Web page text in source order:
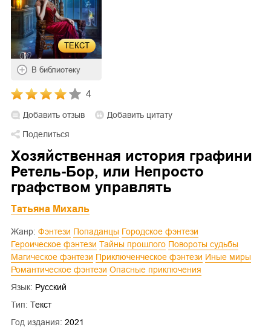
ТЕКСТ
В библиотеку
4
Добавить отзыв
Добавить цитату
Поделиться
Хозяйственная история графини
Ретель-Бор, или Непросто
графством управлять
Татьяна Михаль
Жанр: Фэнтези Попаданцы
Городское фэнтези
Героическое фэнтези
Тайны прошлого
Повороты судьбы
Магическое фэнтези
Приключенческое фэнтези
Иные миры
Романтическое фэнтези
Опасные приключения
Язык: Русский
Тип: Текст
Год издания: 2021